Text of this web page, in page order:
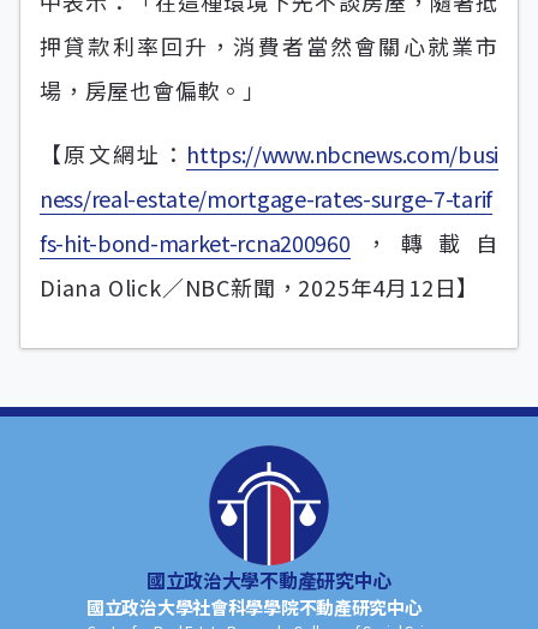
押貸款利率回升，消費者當然會關心就業市
場，房屋也會偏軟。」
【原文網址： https://www.nbcnews.com/busi
ness/real-estate/mortgage-rates-surge-7-tarif
fs-hit-bond-market-rcna200960 ，轉載自
Diana Olick／NBC新聞，2025年4月12日】
國立政治大學不動產研究中心
國立政治大學社會科學學院不動產研究中心